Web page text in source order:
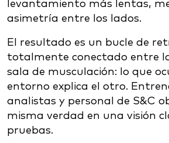
levantamiento más lentas,
asimetría entre los lados.
El resultado es un bucle de
totalmente conectado entre
sala de musculación: lo que
entorno explica el otro.
analistas y personal de S&C
misma verdad en una visión
pruebas.